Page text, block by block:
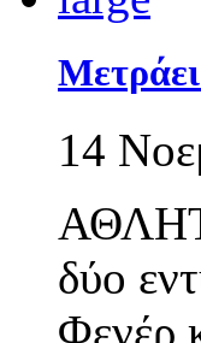
14
δύο
Φενέρ